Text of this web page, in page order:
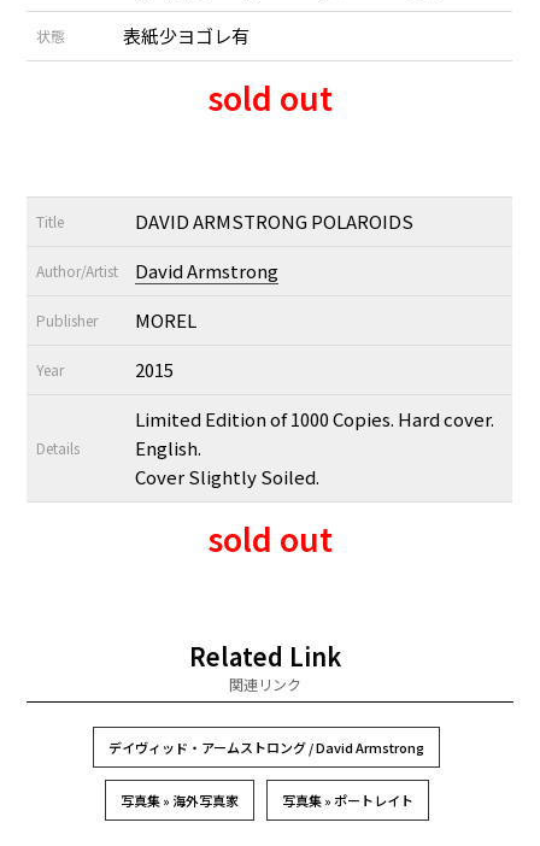
状態 表紙少ヨゴレ有
sold out
Title DAVID ARMSTRONG POLAROIDS
Author/Artist David Armstrong
Publisher MOREL
Year 2015
Details
Limited Edition of 1000 Copies. Hard cover.
English.
Cover Slightly Soiled.
sold out
Related Link
関連リンク
デイヴィッド・アームストロング / David Armstrong
写真集 » 海外写真家 写真集 » ポートレイト